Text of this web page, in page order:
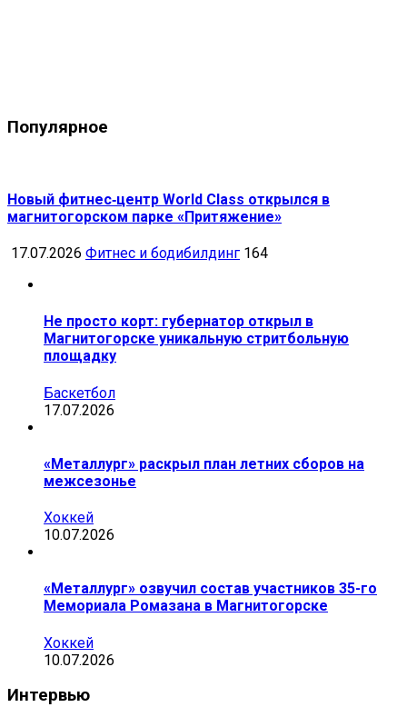
Популярное
Новый фитнес‑центр World Class открылся в
магнитогорском парке «Притяжение»
17.07.2026 Фитнес и бодибилдинг 164
Не просто корт: губернатор открыл в
Магнитогорске уникальную стритбольную
площадку
Баскетбол
17.07.2026
«Металлург» раскрыл план летних сборов на
межсезонье
Хоккей
10.07.2026
«Металлург» озвучил состав участников 35-го
Мемориала Ромазана в Магнитогорске
Хоккей
10.07.2026
Интервью